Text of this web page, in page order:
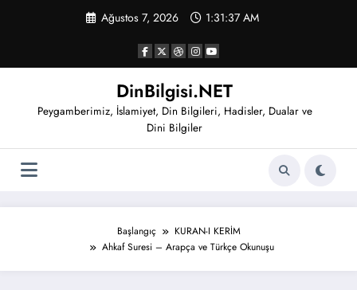
Ağustos 7, 2026 1:31:38 AM
DinBilgisi.NET
Peygamberimiz, İslamiyet, Din Bilgileri, Hadisler, Dualar ve
Dini Bilgiler
Başlangıç
KURAN-I KERİM
Ahkaf Suresi – Arapça ve Türkçe Okunuşu